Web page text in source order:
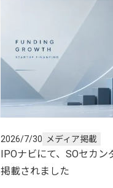
2026/7/30 メディア掲載
IPOナビにて、SOセカ
掲載されました